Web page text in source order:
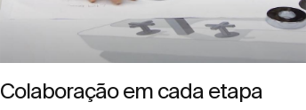
Colaboração em cada etapa